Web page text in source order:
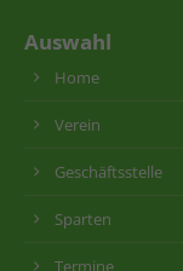
Auswahl
Home
Verein
Geschäftsstelle
Sparten
Termine